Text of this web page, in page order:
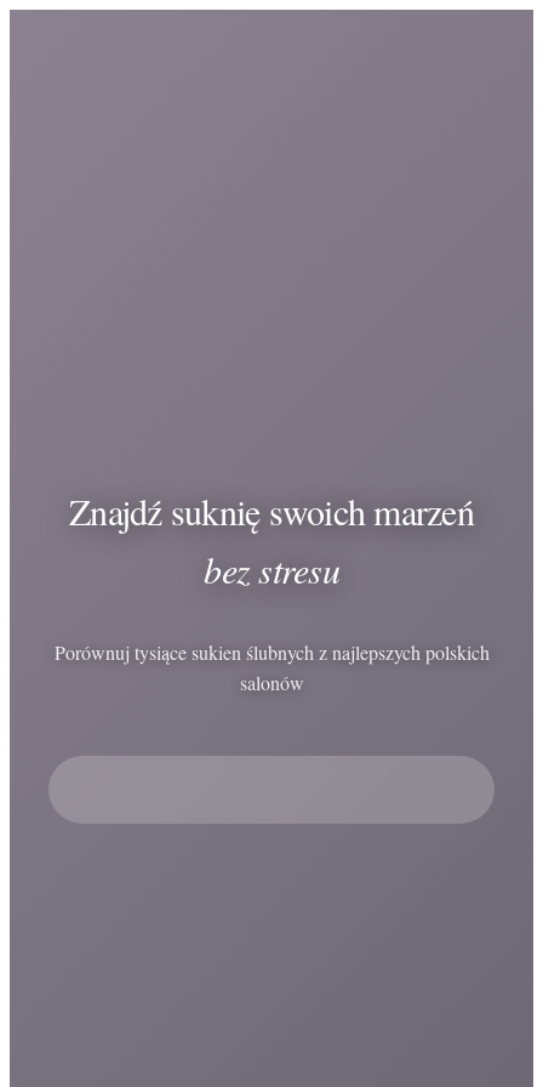
Znajdź suknię swoich marzeń
bez stresu
Porównuj tysiące sukien ślubnych z najlepszych polskich
salonów